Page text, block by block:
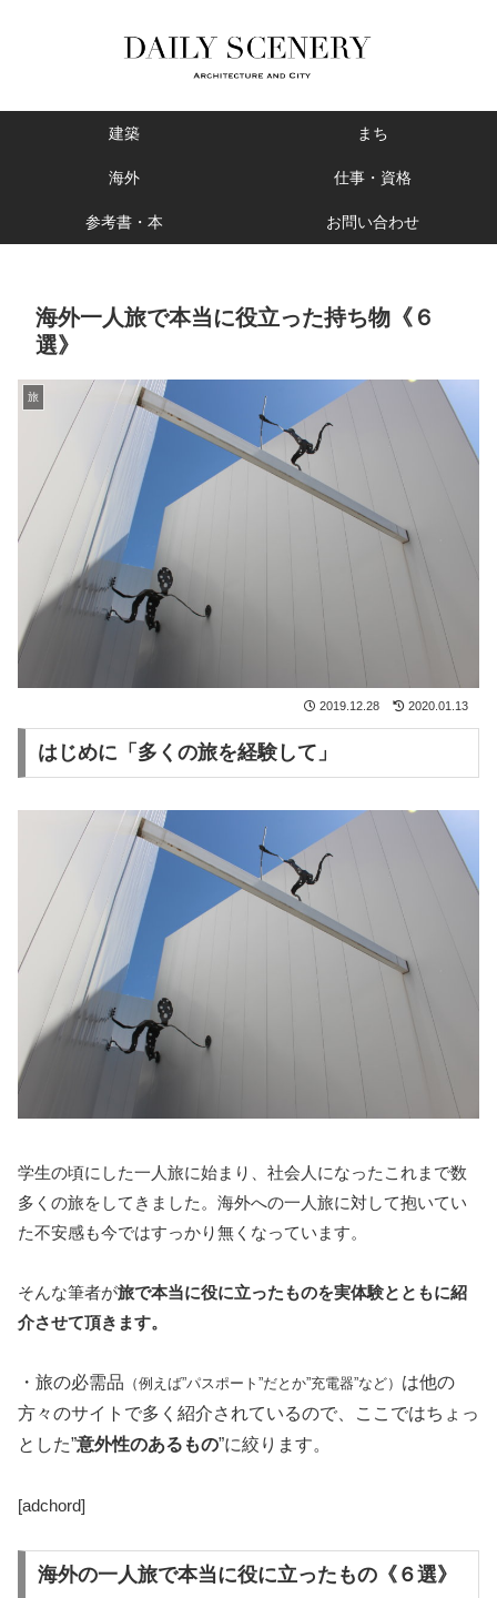
建築 まち
海外 仕事・資格
参考書・本 お問い合わせ
海外一人旅で本当に役立った持ち物《６
選》
旅
2019.12.28 2020.01.13
はじめに「多くの旅を経験して」
学生の頃にした一人旅に始まり、社会人になったこれまで数
多くの旅をしてきました。海外への一人旅に対して抱いてい
た不安感も今ではすっかり無くなっています。
そんな筆者が旅で本当に役に立ったものを実体験とともに紹
介させて頂きます。
・旅の必需品 （例えば”パスポート”だとか”充電器”など） は他の
方々のサイトで多く紹介されているので、
ここではちょっ
とした”意外性のあるもの”に絞ります。
[adchord]
海外の一人旅で本当に役に立ったもの《６選》